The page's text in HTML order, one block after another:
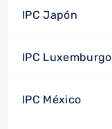
IPC Japón
IPC Luxemburgo
IPC México